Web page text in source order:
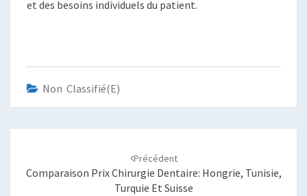
et des besoins individuels du patient.
Non Classifié(e)
Précédent
Comparaison Prix Chirurgie Dentaire: Hongrie, Tunisie,
Turquie Et Suisse